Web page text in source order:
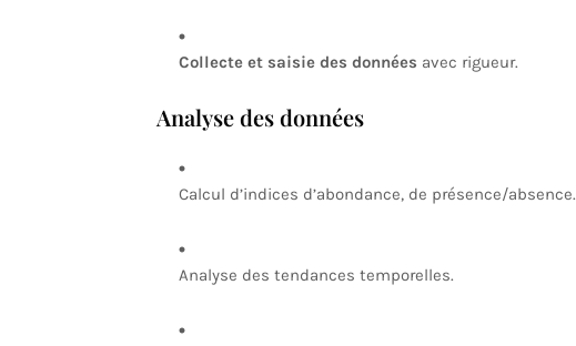
Collecte et saisie des données avec rigueur.
Analyse des données
Calcul d’indices d’abondance, de présence/absence.
Analyse des tendances temporelles.